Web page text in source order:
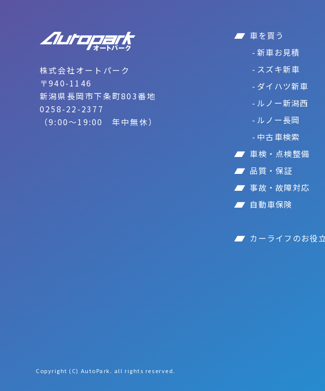
株式会社オートパーク
〒940-1146
新潟県長岡市下条町803番地
0258-22-2377
（9:00～19:00 年中無休）
車を買う
新車お見積
スズキ新車
ダイハツ新車
ルノー新潟西
ルノー長岡
中古車検索
車検・点検整備
品質・保証
事故・故障対応
自動車保険
カーライフのお役
Copyright (C) AutoPark. all rights reserved.